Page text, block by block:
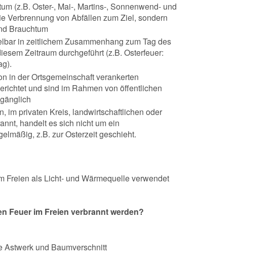
(z.B. Oster-, Mai-, Martins-, Sonnenwend- und
Verbrennung von Abfällen zum Ziel, sondern
Brauchtum
in zeitlichem Zusammenhang zum Tag des
Zeitraum durchgeführt (z.B. Osterfeuer:
in der Ortsgemeinschaft verankerten
und sind im Rahmen von öffentlichen
im privaten Kreis, landwirtschaftlichen oder
handelt es sich nicht um ein
z.B. zur Osterzeit geschieht.
Freien als Licht- und Wärmequelle verwendet
Feuer im Freien verbrannt werden?
Astwerk und Baumverschnitt